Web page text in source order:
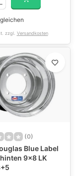
zzgl. Versandkosten
(0)
Blue Label
9x8 LK